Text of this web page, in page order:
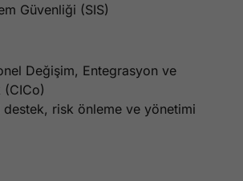
Güvenliği (SIS)
Değişim, Entegrasyon ve
(CICo)
destek, risk önleme ve yönetimi